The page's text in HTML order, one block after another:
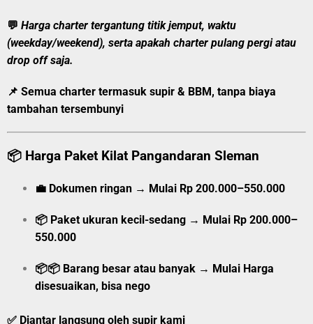
💬 Harga charter tergantung titik jemput, waktu
(weekday/weekend), serta apakah charter pulang pergi atau
drop off saja.
📌 Semua charter termasuk supir & BBM, tanpa biaya
tambahan tersembunyi
📦 Harga Paket Kilat Pangandaran Sleman
💼 Dokumen ringan → Mulai Rp 200.000–550.000
📦 Paket ukuran kecil-sedang → Mulai Rp 200.000–
550.000
📦📦 Barang besar atau banyak → Mulai Harga
disesuaikan, bisa nego
✅ Diantar langsung oleh supir kami